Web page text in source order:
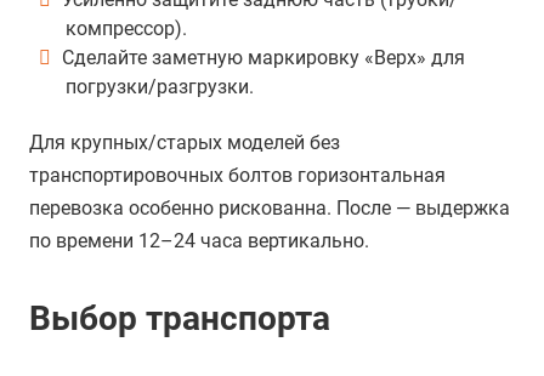
компрессор).
Сделайте заметную маркировку «Верх» для
погрузки/разгрузки.
Для крупных/старых моделей без
транспортировочных болтов горизонтальная
перевозка особенно рискованна. После — выдержка
по времени 12–24 часа вертикально.
Выбор транспорта